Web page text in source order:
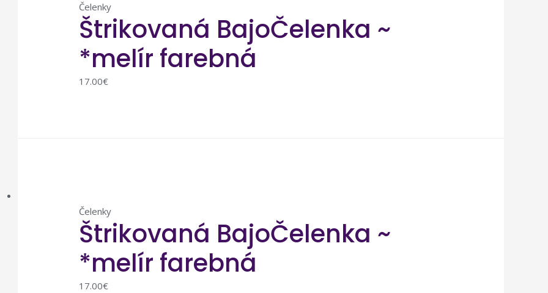
Čelenky
Štrikovaná BajoČelenka ~
*melír farebná
17.00€
Čelenky
Štrikovaná BajoČelenka ~
*melír farebná
17.00€